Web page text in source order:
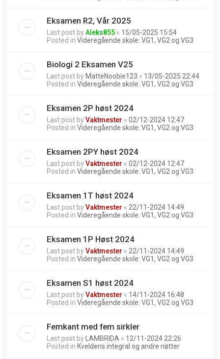
Eksamen R2, Vår 2025
Last post byAleks855 « 15/05-2025 15:54
Posted in Videregående skole: VG1, VG2 og VG3
Biologi 2 Eksamen V25
Last post by MatteNoobie123 « 13/05-2025 22:44
Posted in Videregående skole: VG1, VG2 og VG3
Eksamen 2P høst 2024
Last post byVaktmester « 02/12-2024 12:47
Posted in Videregående skole: VG1, VG2 og VG3
Eksamen 2PY høst 2024
Last post byVaktmester « 02/12-2024 12:47
Posted in Videregående skole: VG1, VG2 og VG3
Eksamen 1T høst 2024
Last post byVaktmester « 22/11-2024 14:49
Posted in Videregående skole: VG1, VG2 og VG3
Eksamen 1P Høst 2024
Last post byVaktmester « 22/11-2024 14:49
Posted in Videregående skole: VG1, VG2 og VG3
Eksamen S1 høst 2024
Last post byVaktmester « 14/11-2024 16:48
Posted in Videregående skole: VG1, VG2 og VG3
Femkant med fem sirkler
Last post by LAMBRIDA « 12/11-2024 22:26
Posted in Kveldens integral og andre nøtter